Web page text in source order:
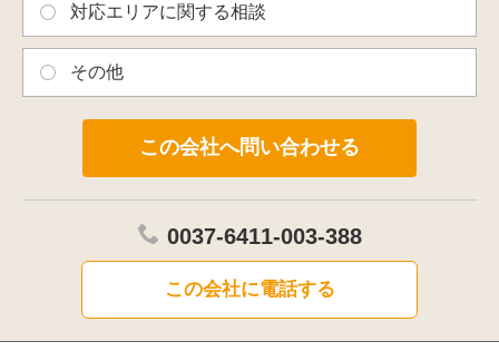
対応エリアに関する相談
その他
0037-6411-003-388
この会社に電話する